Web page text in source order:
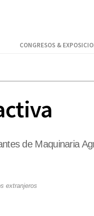
CONGRESOS &
de Maquinaria
extranjeros